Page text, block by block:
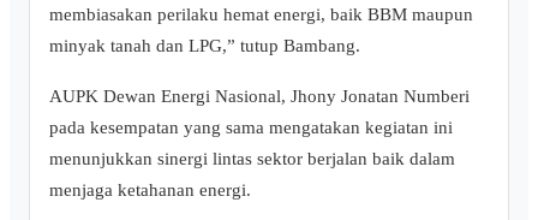
membiasakan perilaku hemat energi, baik BBM maupun
minyak tanah dan LPG,” tutup Bambang.
AUPK Dewan Energi Nasional, Jhony Jonatan Numberi
pada kesempatan yang sama mengatakan kegiatan ini
menunjukkan sinergi lintas sektor berjalan baik dalam
menjaga ketahanan energi.